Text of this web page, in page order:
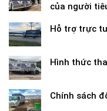
của người
Hỗ trợ trực
Hình thức
Chính sách